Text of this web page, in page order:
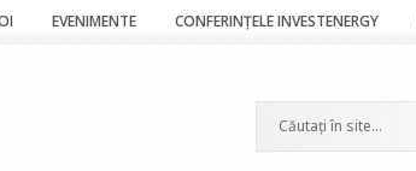
EVENIMENTE CONFERINȚELE INVESTENERGY